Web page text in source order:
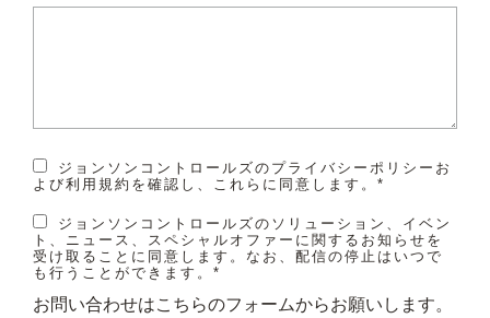
ジョンソンコントロールズのプライバシーポリシーお
よび利用規約を確認し、これらに同意します。*
ジョンソンコントロールズのソリューション、イベン
ト、ニュース、スペシャルオファーに関するお知らせを
受け取ることに同意します。なお、配信の停止はいつで
も行うことができます。*
お問い合わせはこちらのフォームからお願いします。